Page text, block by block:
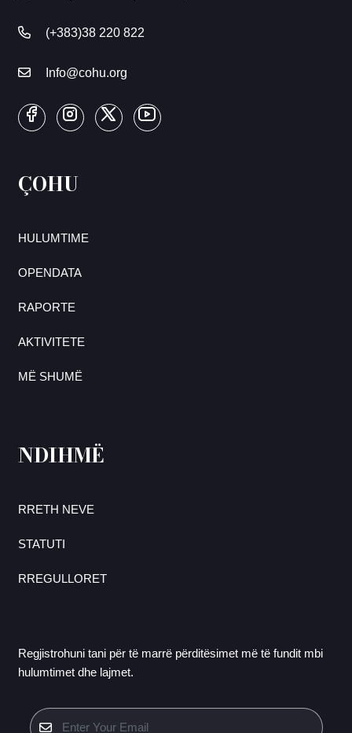
(+383)38 220 822
Info@cohu.org
ÇOHU
HULUMTIME
OPENDATA
RAPORTE
AKTIVITETE
MË SHUMË
NDIHMË
RRETH NEVE
STATUTI
RREGULLORET
Regjistrohuni tani për të marrë përditësimet më të fundit mbi
hulumtimet dhe lajmet.